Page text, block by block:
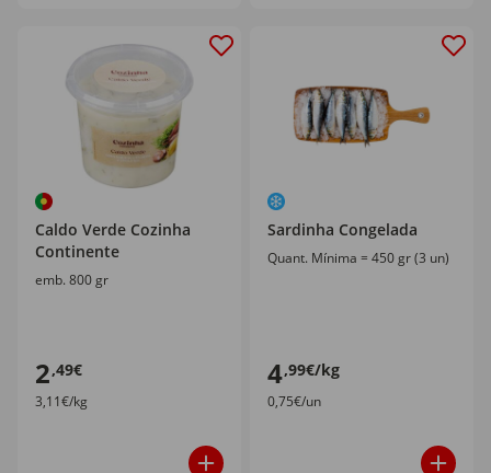
Caldo Verde Cozinha
Continente
emb. 800 gr
2,49€
3,11€/kg
Sardinha Congelada
Quant. Mínima = 450 gr (3 un)
4,99€/kg
0,75€/un